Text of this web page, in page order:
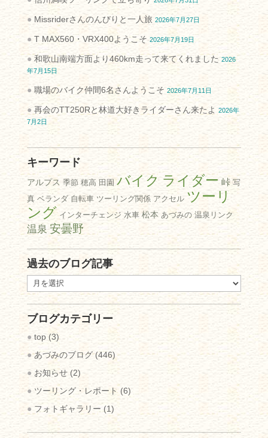
Missriderさんのんびりと一人旅 2026年7月27日
T MAX560・VRX400ようこそ 2026年7月19日
和歌山南端方面より460km走って来てくれました 2026
年7月15日
職場のバイク仲間6名さんようこそ 2026年7月11日
再会のTT250Rと林道大好きライダーさん来たよ 2026年
7月2日
キーワード
アルプス 季節 穂高 田園 バイク ライダー 峠 写
真 ベランダ 自転車 ツーリング関係 アクセル ツーリ
ング インターチェンジ 水車 松本 あづみの 温泉リンク
温泉 安曇野
過去のブログ記事
去
ブ
ロ
事
ブログカテゴリー
top(3)
あづみのブログ(446)
お知らせ(2)
ツーリング・レポート(6)
フォトギャラリー (1)